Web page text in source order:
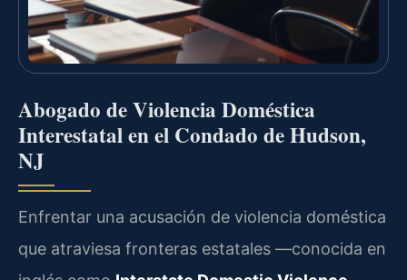
Abogado de Violencia Doméstica
Interestatal en el Condado de Hudson,
NJ
Enfrentar una acusación de violencia doméstica
que atraviesa fronteras estatales —conocida en